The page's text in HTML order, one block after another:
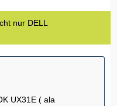
nur DELL
UX31E ( ala